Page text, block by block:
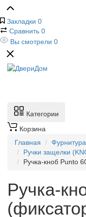
Закладки 0
Сравнить 0
Вы смотрели 0
Категории
Корзина
Главная
Ручки защелки
Ручка-кноб Punto
Ручка-